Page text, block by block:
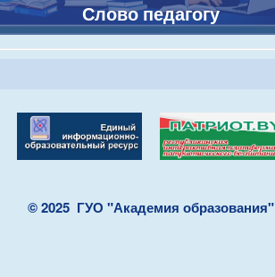
Слово педагогу
© 2025 ГУО "Академия образования"